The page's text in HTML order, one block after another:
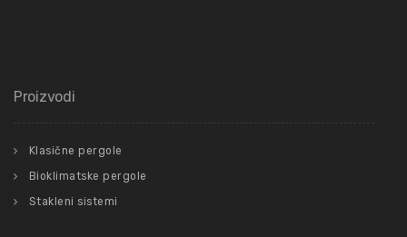
Proizvodi
Klasične pergole
Bioklimatske pergole
Stakleni sistemi